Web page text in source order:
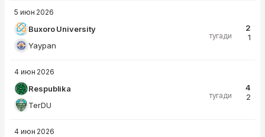
5 июн 2026
Buxoro University
Yaypan
тугади
2
1
4 июн 2026
Respublika
TerDU
тугади
4
2
4 июн 2026